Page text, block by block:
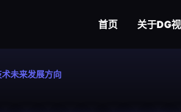
首页 关于DG
未来发展方向